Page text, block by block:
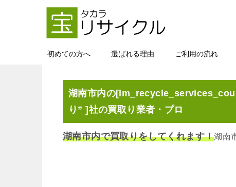
初めての方へ 選ばれる理由 ご利用の流れ
湖南市内の
り” ]社の買取り業者・プロ
湖南市内で買取りをしてくれます！湖南